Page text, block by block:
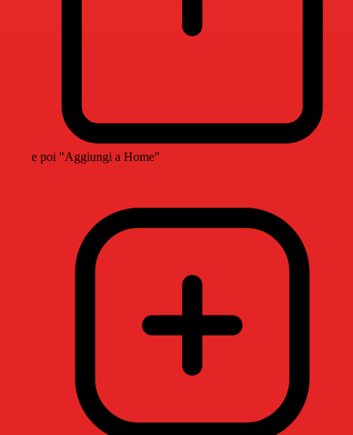
e poi "Aggiungi a Home"